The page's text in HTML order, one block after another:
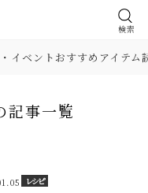
検索
イベントおすすめアイテム
記事一覧
レシピ